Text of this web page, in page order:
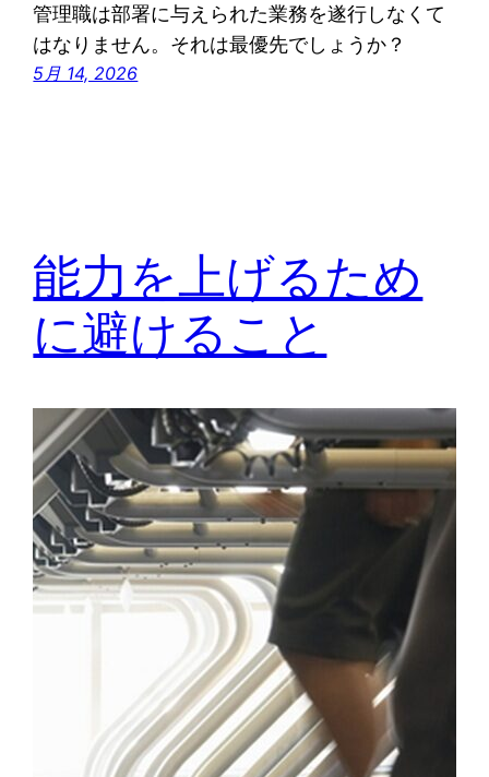
管理職は部署に与えられた業務を遂行しなくて
はなりません。それは最優先でしょうか？
5月 14, 2026
能力を上げるため
に避けること